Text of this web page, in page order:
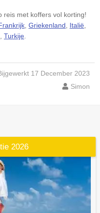
reis met koffers vol korting!
, Griekenland, Italië,
, Turkije.
17 December 2023
Simon
2026